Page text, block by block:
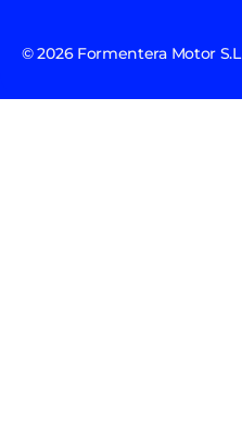
© 2026 Formentera Motor S.L